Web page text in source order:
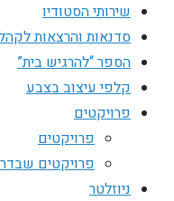
שירותי הסטודיו
סדנאות והרצאות
הספר “להרגיש בית”
קלפי עיצוב בצבע
פרויקטים
פרויקטים
פרויקטים
ניוזלטר